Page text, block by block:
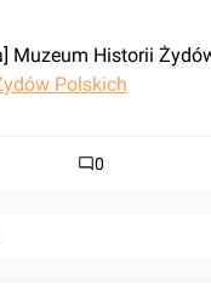
Muzeum Historii
Polskich
0